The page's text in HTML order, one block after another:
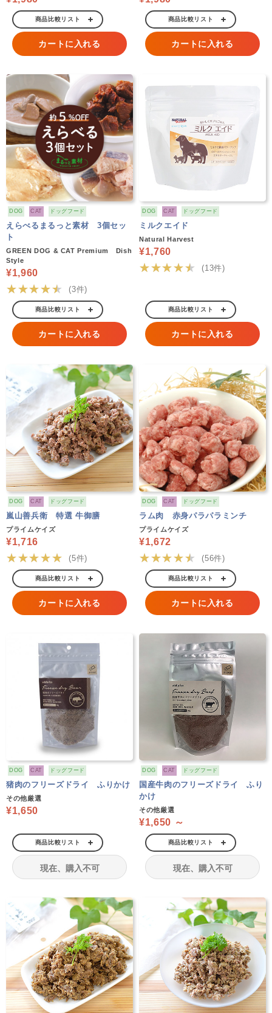
商品比較リスト
カートに入れる
商品比較リスト
カートに入れる
DOG CAT ドッグフード
えらべるまるっと素材 3個セッ
ト
GREEN DOG & CAT Premium Dish
Style
¥1,960
★★★★★ (3件)
商品比較リスト
カートに入れる
DOG CAT ドッグフード
ミルクエイド
Natural Harvest
¥1,760
★★★★★ (13件)
商品比較リスト
カートに入れる
DOG CAT ドッグフード
嵐山善兵衛 特選 牛御膳
プライムケイズ
¥1,716
★★★★★ (5件)
商品比較リスト
カートに入れる
DOG CAT ドッグフード
ラム肉 赤身パラパラミンチ
プライムケイズ
¥1,672
★★★★★ (56件)
商品比較リスト
カートに入れる
DOG CAT ドッグフード
猪肉のフリーズドライ ふりかけ
その他厳選
¥1,650
商品比較リスト
現在、購入不可
DOG CAT ドッグフード
国産牛肉のフリーズドライ ふり
かけ
その他厳選
¥1,650 ～
商品比較リスト
現在、購入不可